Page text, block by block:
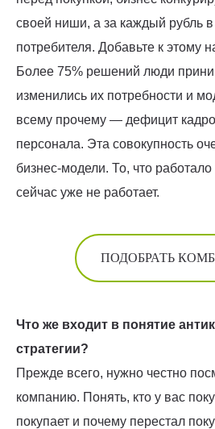
своей ниши, а за каждый рубль
потребителя. Добавьте к этому
Более 75% решений люди
изменились их потребности и
всему прочему — дефицит
персонала. Эта совокупность
бизнес-модели. То, что работало
сейчас уже не работает.
ПОДОБРАТЬ
Что же входит в понятие
стратегии?
Прежде всего, нужно честно
компанию. Понять, кто у вас
покупает и почему перестал